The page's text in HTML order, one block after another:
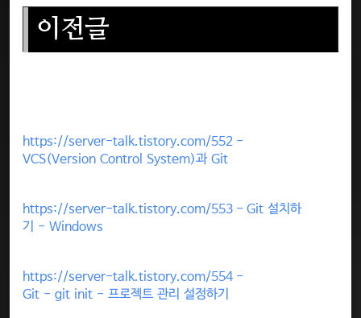
이전글
https://server-talk.tistory.com/552 -
VCS(Version Control System)과 Git
https://server-talk.tistory.com/553 - Git 설치하
기 - Windows
https://server-talk.tistory.com/554 -
Git - git init - 프로젝트 관리 설정하기